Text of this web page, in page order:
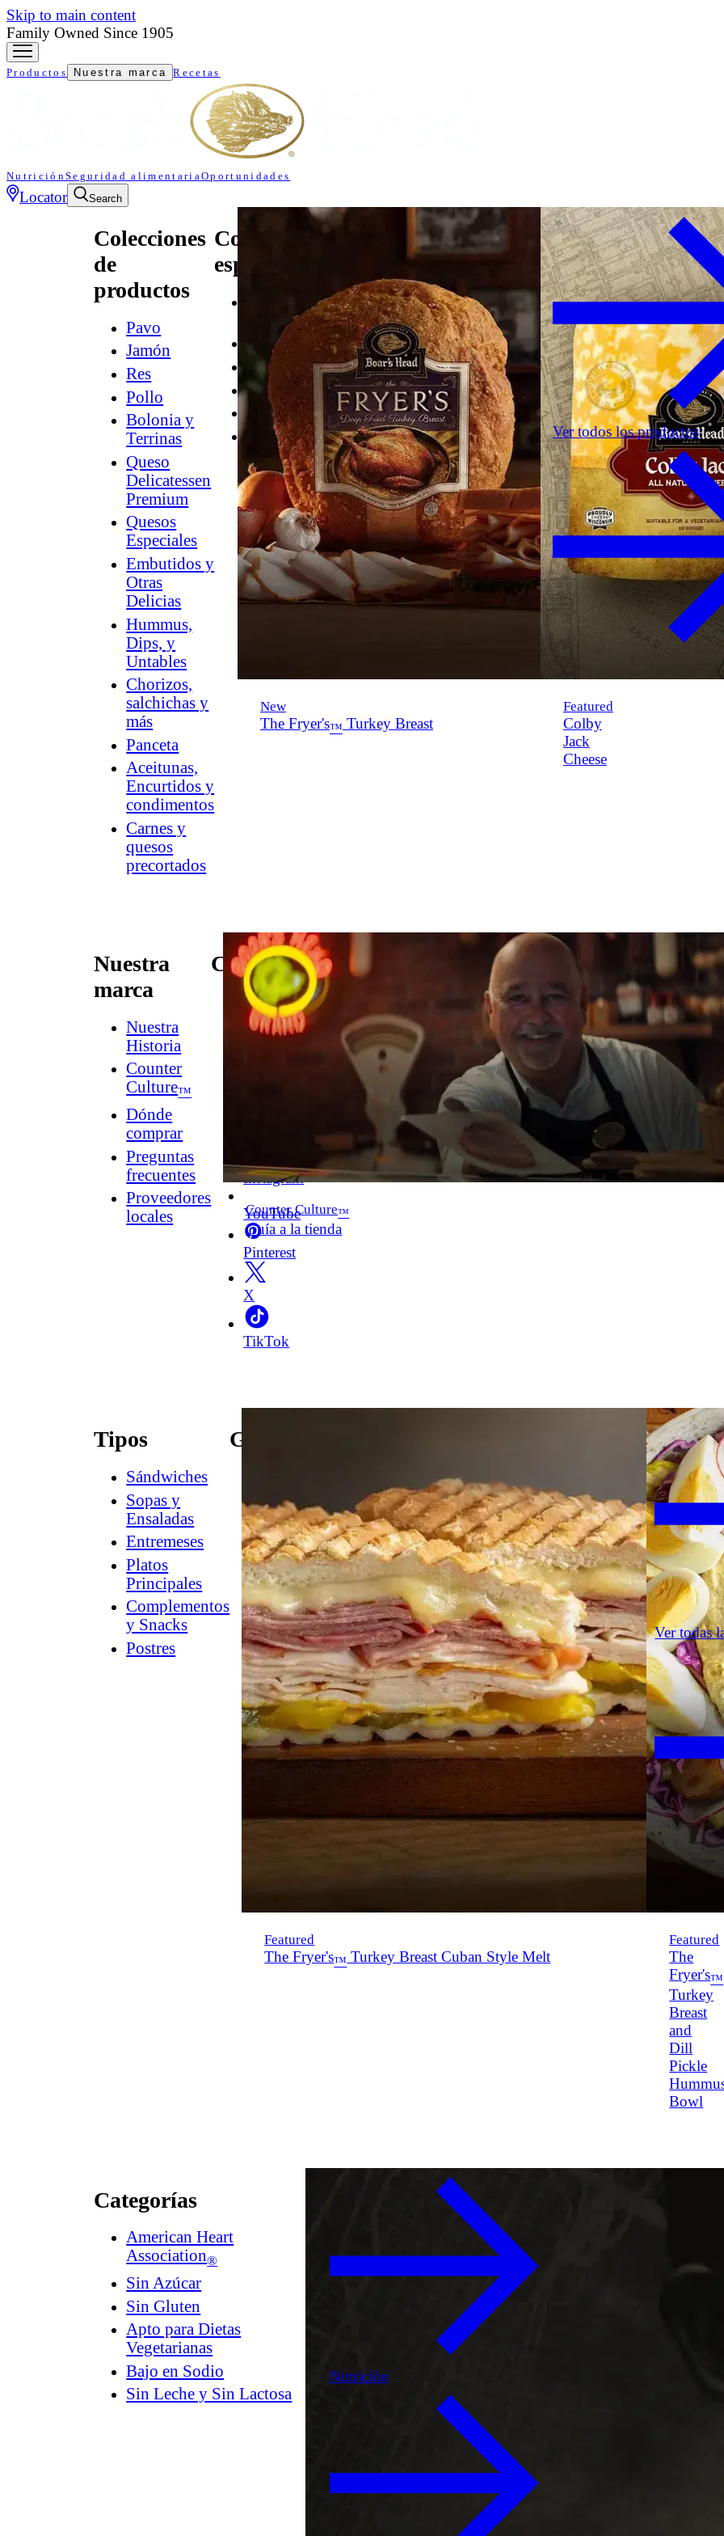
Skip to main content
Family Owned Since 1905
Productos Nuestra marca Recetas
NutriciónSeguridad alimentariaOportunidades
Locator Search
Colecciones
de
productos
Pavo
Jamón
Res
Pollo
Bolonia y
Terrinas
Queso
Delicatessen
Premium
Quesos
Especiales
Embutidos y
Otras
Delicias
Hummus,
Dips, y
Untables
Chorizos,
salchichas y
más
Panceta
Aceitunas,
Encurtidos y
condimentos
Carnes y
quesos
precortados
Colecciones
especializadas
Natural*
Audacia
Desayuno
Parrilla
Hummus
Snacks
New
The Fryer's™ Turkey Breast
Featured
Colby
Jack
Cheese
Ver todos los productos
Nuestra
marca
Nuestra
Historia
Counter
Culture™
Dónde
comprar
Preguntas
frecuentes
Proveedores
locales
Conectar
Contacto
Newsletter
Instagram
YouTube
Pinterest
X
TikTok
Counter Culture™
Guía a la tienda
Tipos
Sándwiches
Sopas y
Ensaladas
Entremeses
Platos
Principales
Complementos
y Snacks
Postres
Guías
Charcuterie®
Counter
Culture™
Guía
a
la
tienda
Featured
The Fryer's™ Turkey Breast Cuban Style Melt
Featured
The
Fryer's™
Turkey
Breast
and
Dill
Pickle
Bowl
Ver todas
Categorías
American Heart
Association®
Sin Azúcar
Sin Gluten
Apto para Dietas
Vegetarianas
Bajo en Sodio
Sin Leche y Sin Lactosa
Nutrición